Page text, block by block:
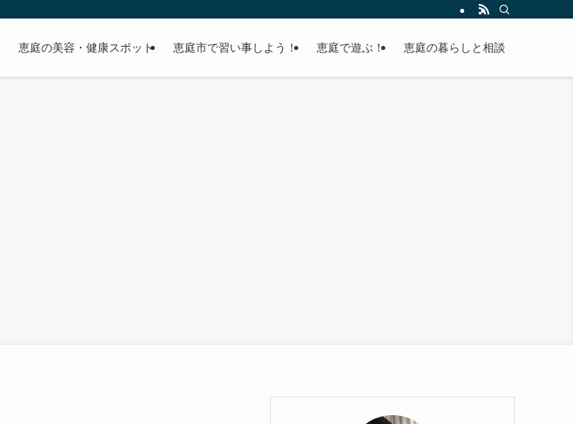
恵庭の美容・健康スポット 恵庭市で習い事しよう！ 恵庭で遊ぶ！ 恵庭の暮らしと相談